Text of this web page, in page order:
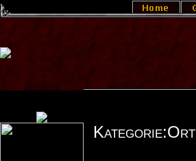
Kategorie:Ort